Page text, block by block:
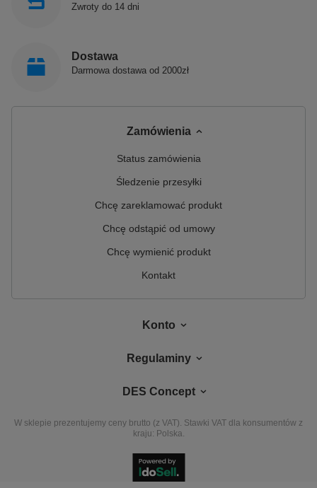
Zwroty do 14 dni
Dostawa
Darmowa dostawa od 2000zł
Zamówienia
Status zamówienia
Śledzenie przesyłki
Chcę zareklamować produkt
Chcę odstąpić od umowy
Chcę wymienić produkt
Kontakt
Konto
Regulaminy
DES Concept
W sklepie prezentujemy ceny brutto (z VAT). Stawki VAT dla konsumentów z
kraju: Polska.